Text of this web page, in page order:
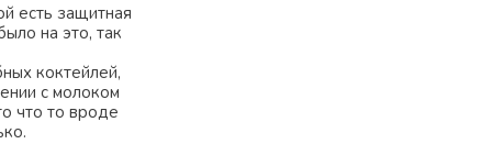
есть защитная
на это, так
коктейлей,
с молоком
что то вроде